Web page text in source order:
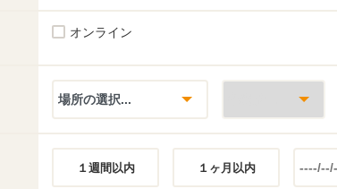
オンライン
１週間以内
１ヶ月以内